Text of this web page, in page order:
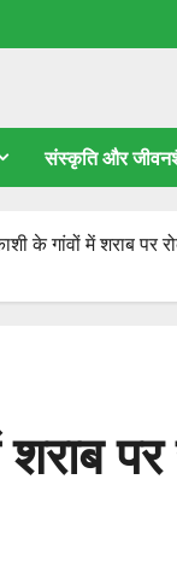
संस्कृति और
के गांवों में शराब पर